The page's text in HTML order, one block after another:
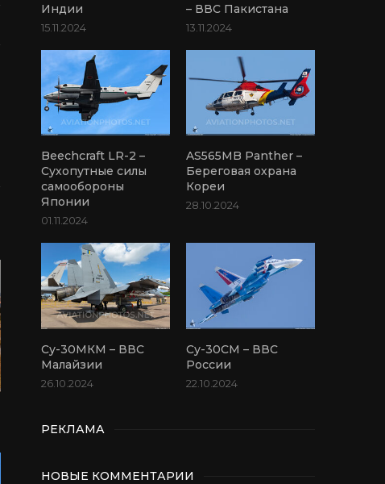
Индии
15.11.2024
– ВВС Пакистана
13.11.2024
Beechcraft LR-2 –
Сухопутные силы
самообороны
Японии
01.11.2024
AS565MB Panther –
Береговая охрана
Кореи
28.10.2024
Су-30МКМ – ВВС
Малайзии
26.10.2024
Су-30СМ – ВВС
России
22.10.2024
РЕКЛАМА
НОВЫЕ КОММЕНТАРИИ